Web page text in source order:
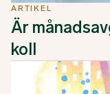
ARTIKEL
Är
koll